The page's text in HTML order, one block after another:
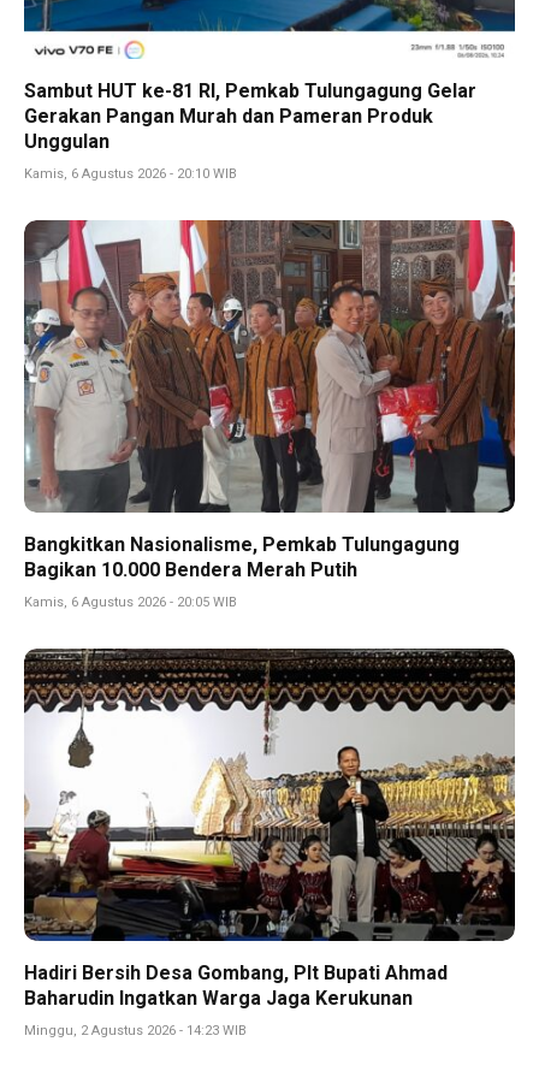
Sambut HUT ke-81 RI, Pemkab Tulungagung Gelar
Gerakan Pangan Murah dan Pameran Produk
Unggulan
Kamis, 6 Agustus 2026 - 20:10 WIB
Bangkitkan Nasionalisme, Pemkab Tulungagung
Bagikan 10.000 Bendera Merah Putih
Kamis, 6 Agustus 2026 - 20:05 WIB
Hadiri Bersih Desa Gombang, Plt Bupati Ahmad
Baharudin Ingatkan Warga Jaga Kerukunan
Minggu, 2 Agustus 2026 - 14:23 WIB